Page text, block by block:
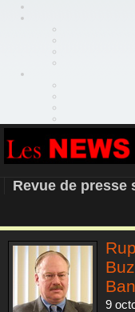
Revue de presse
9